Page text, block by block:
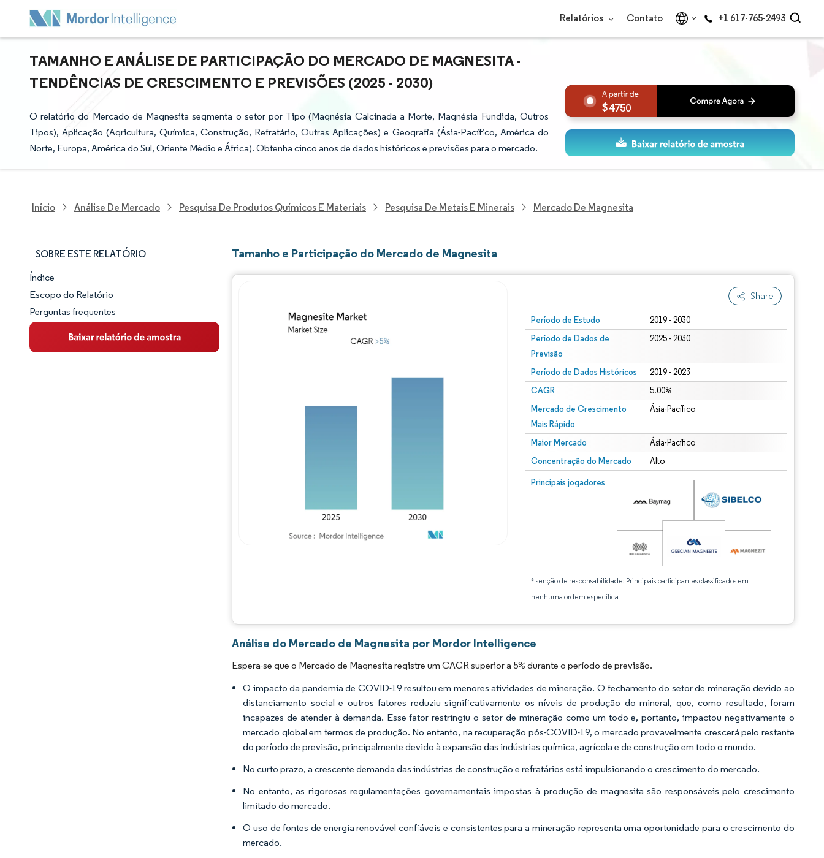
Relatórios Contato +1 617-765-2493
TAMANHO E ANÁLISE DE PARTICIPAÇÃO DO MERCADO DE MAGNESITA -
TENDÊNCIAS DE CRESCIMENTO E PREVISÕES (2025 - 2030)
O relatório do Mercado de Magnesita segmenta o setor por Tipo (Magnésia Calcinada a Morte, Magnésia Fundida, Outros
Tipos), Aplicação (Agricultura, Química, Construção, Refratário, Outras Aplicações) e Geografia (Ásia-Pacífico, América do
Norte, Europa, América do Sul, Oriente Médio e África). Obtenha cinco anos de dados históricos e previsões para o mercado.
4750
Início Análise De Mercado Pesquisa De Produtos Químicos E Materiais Pesquisa De Metais E Minerais Mercado De Magnesita
SOBRE ESTE RELATÓRIO
Panorama do Mercado
Visão Geral do Mercado
Principais Tendências de Mercado
Índice
Escopo do Relatório
Perguntas frequentes
Tamanho e Participação do Mercado de Magnesita
Share
Período de Estudo 2019 - 2030
Período de Dados de
Previsão
2025 - 2030
Período de Dados Históricos 2019 - 2023
CAGR 5.00%
Mercado de Crescimento
Mais Rápido
Ásia-Pacífico
Maior Mercado Ásia-Pacífico
Concentração do Mercado Alto
Principais jogadores
*Isenção de responsabilidade: Principais participantes classificados em
nenhuma ordem específica
Análise do Mercado de Magnesita por Mordor Intelligence
Espera-se que o Mercado de Magnesita registre um CAGR superior a 5% durante o período de previsão.
O impacto da pandemia de COVID-19 resultou em menores atividades de mineração. O fechamento do setor de mineração devido ao
distanciamento social e outros fatores reduziu significativamente os níveis de produção do mineral, que, como resultado, foram
incapazes de atender à demanda. Esse fator restringiu o setor de mineração como um todo e, portanto, impactou negativamente o
mercado global em termos de produção. No entanto, na recuperação pós-COVID-19, o mercado provavelmente crescerá pelo restante
do período de previsão, principalmente devido à expansão das indústrias química, agrícola e de construção em todo o mundo.
No curto prazo, a crescente demanda das indústrias de construção e refratários está impulsionando o crescimento do mercado.
No entanto, as rigorosas regulamentações governamentais impostas à produção de magnesita são responsáveis pelo crescimento
limitado do mercado.
O uso de fontes de energia renovável confiáveis e consistentes para a mineração representa uma oportunidade para o crescimento do
mercado.